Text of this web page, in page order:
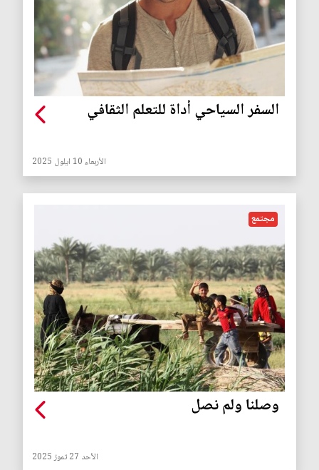
السفر السياحي أداة للتعلم الثقافي
الأربعاء 10 ايلول 2025
مجتمع
وصلنا ولم نصل
الأحد 27 تموز 2025